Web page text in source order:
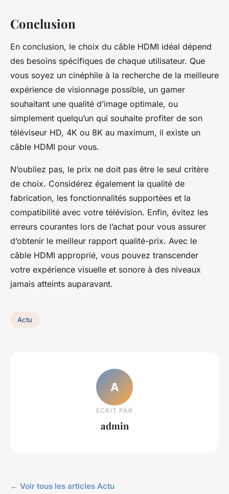
Conclusion
En conclusion, le choix du câble HDMI idéal dépend
des besoins spécifiques de chaque utilisateur. Que
vous soyez un cinéphile à la recherche de la meilleure
expérience de visionnage possible, un gamer
souhaitant une qualité d’image optimale, ou
simplement quelqu’un qui souhaite profiter de son
téléviseur HD, 4K ou 8K au maximum, il existe un
câble HDMI pour vous.
N’oubliez pas, le prix ne doit pas être le seul critère
de choix. Considérez également la qualité de
fabrication, les fonctionnalités supportées et la
compatibilité avec votre télévision. Enfin, évitez les
erreurs courantes lors de l’achat pour vous assurer
d’obtenir le meilleur rapport qualité-prix. Avec le
câble HDMI approprié, vous pouvez transcender
votre expérience visuelle et sonore à des niveaux
jamais atteints auparavant.
Actu
A
ECRIT PAR
admin
← Voir tous les articles Actu